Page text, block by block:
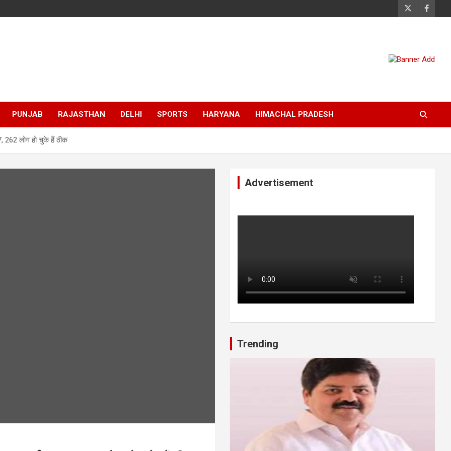
PUNJAB RAJASTHAN DELHI SPORTS HARYANA HIMACHAL PRADESH
262 लोग हो चुके हैं ठीक
Advertisement
Trending